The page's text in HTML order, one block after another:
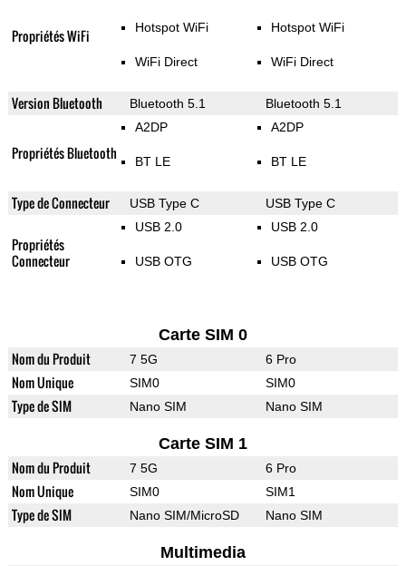
Propriétés WiFi Hotspot WiFi
WiFi Direct
Hotspot WiFi
WiFi Direct
Version Bluetooth Bluetooth 5.1 Bluetooth 5.1
Propriétés Bluetooth
A2DP
BT LE
A2DP
BT LE
Type de Connecteur USB Type C USB Type C
Propriétés
Connecteur
USB 2.0
USB OTG
USB 2.0
USB OTG
Carte SIM 0
Nom du Produit 7 5G 6 Pro
Nom Unique SIM0 SIM0
Type de SIM Nano SIM Nano SIM
Carte SIM 1
Nom du Produit 7 5G 6 Pro
Nom Unique SIM0 SIM1
Type de SIM Nano SIM/MicroSD Nano SIM
Multimedia